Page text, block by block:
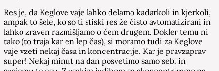
Res je, da Keglove vaje lahko delamo kadarkoli in kjerkoli,
ampak to šele, ko so ti stiski res že čisto avtomatizirani in
lahko zraven razmišljamo o čem drugem. Dokler temu ni
tako (to traja kar en lep čas), si moramo tudi za Keglove
vaje vzeti nekaj časa in koncentracije. Kar je pravzaprav
super! Nekaj minut na dan posvetimo samo sebi in